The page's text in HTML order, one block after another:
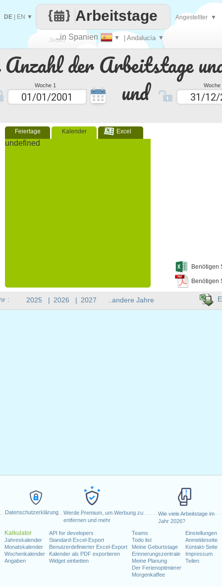
Datenschutzerklärung
Werde Premium, um Werbung zu
entfernen und mehr
Wie viele Arbeitstage im
Jahr 2026?
Kalkulator
Jahreskalender
Monatskalender
Wochenkalender
Angaben
API for developers
Standard-Excel-Export
Benutzerdefinierter Excel-Export
Kalender als PDF exportieren
Widget einbetten
Teams
Todo list
Meine Geburtstage
Erinnerungszentrale
Meine Planung
Der Ferienoptimierer
Morgenkaffee
Einstellungen
Anmeldeseite
Kontakt-Seite
Impressum
Teilen
Anzahl der Arbeitstage
Woche 1 und Woche
Feiertage Kalender Excel
undefined
Benötigen
Benötigen
Jeden
Tag
..in Spanien ▼ | Andalucía ▼
Arbeitstage
DE EN ▼ Angestellter ▼
: 2025 | 2026 | 2027 ..andere Jahre